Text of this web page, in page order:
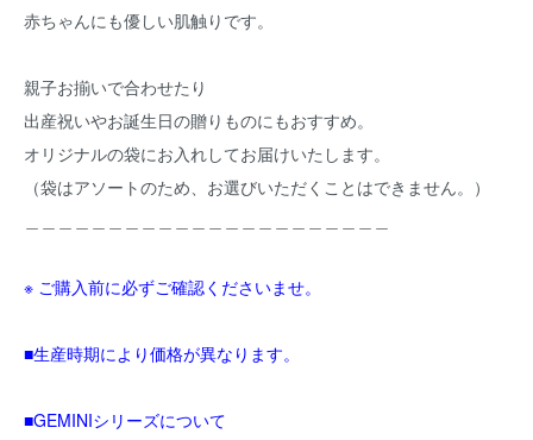
赤ちゃんにも優しい肌触りです。
親子お揃いで合わせたり
出産祝いやお誕生日の贈りものにもおすすめ。
オリジナルの袋にお入れしてお届けいたします。
（袋はアソートのため、お選びいただくことはできません。）
※ ご購入前に必ずご確認くださいませ。
■生産時期により価格が異なります。
■GEMINIシリーズについて